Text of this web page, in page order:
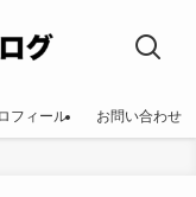
フィール お問い合わせ